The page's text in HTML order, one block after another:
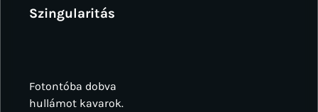
Szingularitás
Fotontóba dobva
hullámot kavarok.